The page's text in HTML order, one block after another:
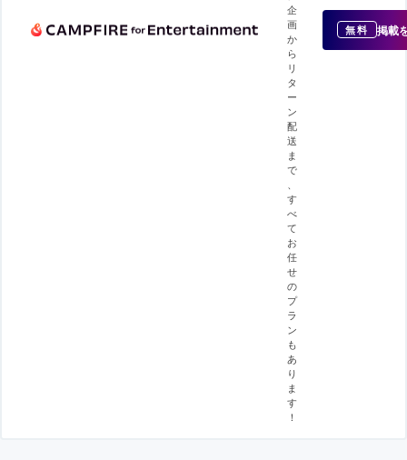
企
画
か
ら
リ
タ
ー
ン
配
送
ま
で
す
べ
て
お
任
せ
の
プ
ラ
ン
も
あ
り
ま
す
！
無料 掲載